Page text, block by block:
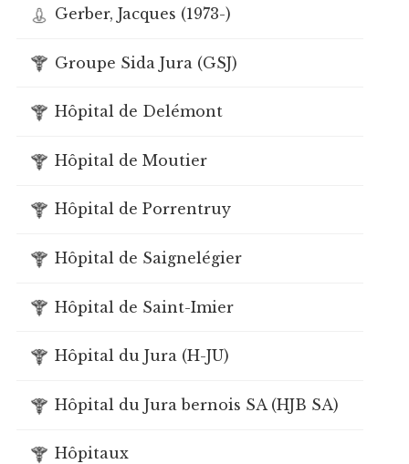
Gerber, Jacques (1973-)
Groupe Sida Jura (GSJ)
Hôpital de Delémont
Hôpital de Moutier
Hôpital de Porrentruy
Hôpital de Saignelégier
Hôpital de Saint-Imier
Hôpital du Jura (H-JU)
Hôpital du Jura bernois SA (HJB SA)
Hôpitaux